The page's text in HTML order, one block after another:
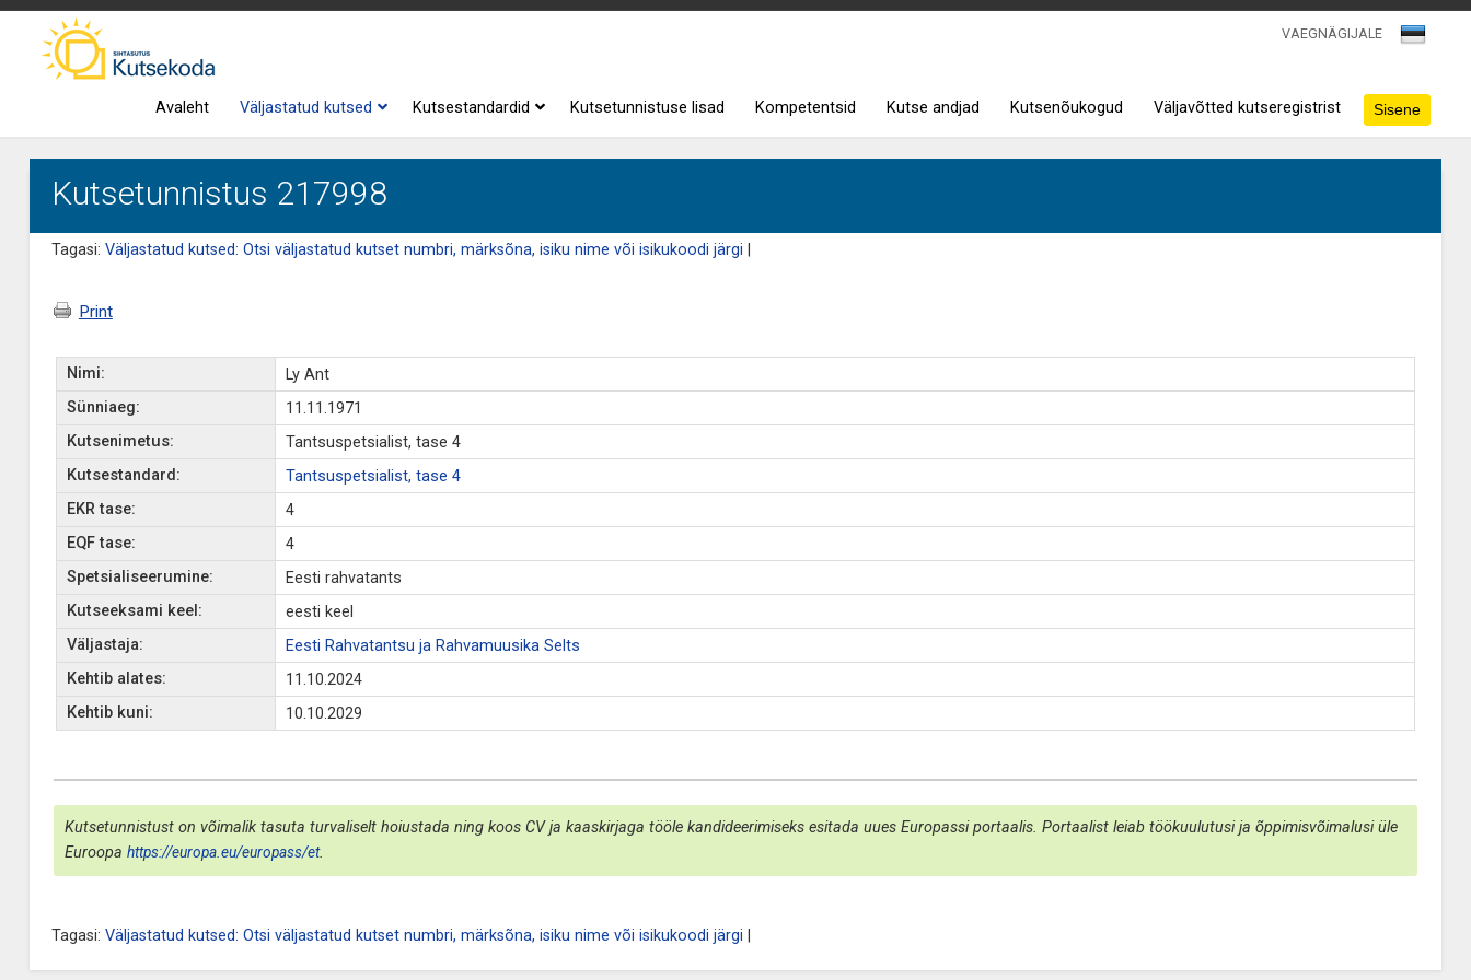
VAEGNÄGIJALE
Avaleht Väljastatud kutsed Kutsestandardid Kutsetunnistuse lisad Kompetentsid Kutse andjad Kutsenõukogud Väljavõtted kutseregistrist
Kutsetunnistus 217998
Tagasi: Väljastatud kutsed: Otsi väljastatud kutset numbri, märksõna, isiku nime või isikukoodi järgi
Print
Nimi:
Ly Ant
Sünniaeg:
11.11.1971
Kutsenimetus:
Tantsuspetsialist, tase 4
Kutsestandard:
Tantsuspetsialist, tase 4
EKR tase:
4
EQF tase:
4
Spetsialiseerumine:
Eesti rahvatants
Kutseeksami keel:
eesti keel
Väljastaja:
Eesti Rahvatantsu ja Rahvamuusika Selts
Kehtib alates:
11.10.2024
Kehtib kuni:
10.10.2029
Kutsetunnistust on võimalik tasuta turvaliselt hoiustada ning koos CV ja kaaskirjaga tööle kandideerimiseks esitada uues Europassi portaalis. Portaalist leiab töökuulutusi ja õppimisvõimalusi üle
Euroopa https://europa.eu/europass/et.
Tagasi: Väljastatud kutsed: Otsi väljastatud kutset numbri, märksõna, isiku nime või isikukoodi järgi